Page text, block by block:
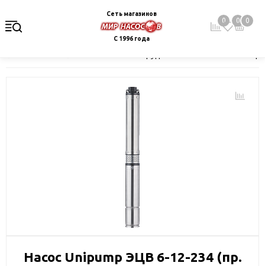
Сеть магазинов
С 1996 года
0 0 0
Насос Unipump ЭЦВ 6-12-234 (пр.